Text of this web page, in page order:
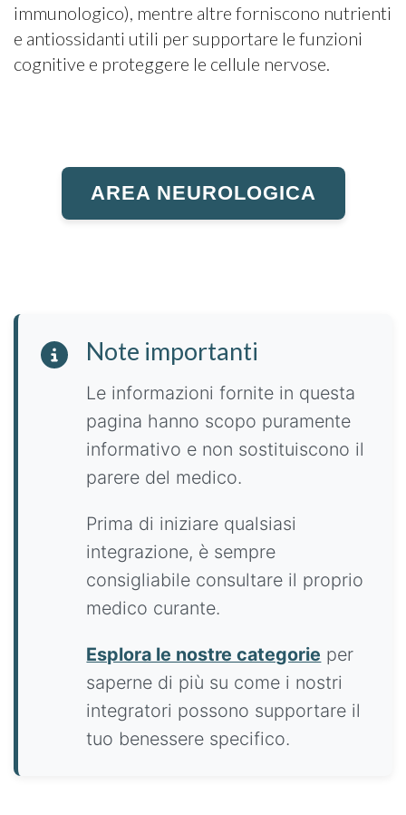
immunologico), mentre altre forniscono nutrienti
e antiossidanti utili per supportare le funzioni
cognitive e proteggere le cellule nervose.
AREA NEUROLOGICA
Note importanti
Le informazioni fornite in questa
pagina hanno scopo puramente
informativo e non sostituiscono il
parere del medico.
Prima di iniziare qualsiasi
integrazione, è sempre
consigliabile consultare il proprio
medico curante.
Esplora le nostre categorie per
saperne di più su come i nostri
integratori possono supportare il
tuo benessere specifico.